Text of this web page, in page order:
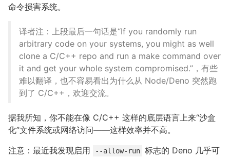
命令损害系统。
译者注：上段最后一句话是“If you randomly run
arbitrary code on your systems, you might as well
clone a C/C++ repo and run a make command over
it and get your whole system compromised.”，有些
难以翻译，也不容易看出为什么从 Node/Deno 突然跑
到了 C/C++，欢迎交流。
据我所知，你不能在像 C/C++ 这样的底层语言上来“沙盒
化”文件系统或网络访问——这样效率并不高。
注意：最近我发现启用
--allow-run 标志的 Deno 几乎可